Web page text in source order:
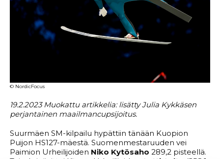
© NordicFocus
19.2.2023 Muokattu artikkelia: lisätty Julia Kykkäsen
perjantainen maailmancupsijoitus.
Suurmäen SM-kilpailu hypättiin tänään Kuopion
Puijon HS127-mäestä. Suomenmestaruuden vei
Paimion Urheilijoiden Niko Kytösaho 289,2 pisteellä.